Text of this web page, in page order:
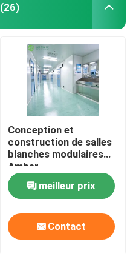
(26)
Conception et
construction de salles
blanches modulaires
Amber
meilleur prix
Contact